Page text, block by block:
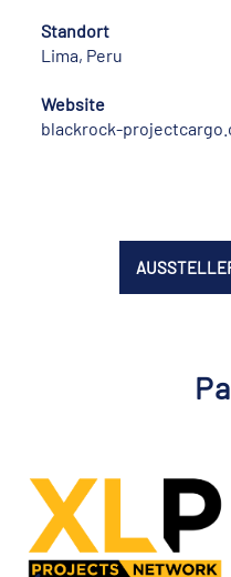
Standort
Lima, Peru
Website
blackrock-